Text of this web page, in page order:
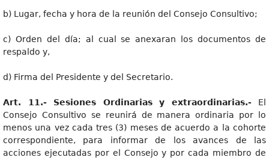
b) Lugar, fecha y hora de la reunión del Consejo Consultivo;
c) Orden del día; al cual se anexaran los documentos de
respaldo y,
d) Firma del Presidente y del Secretario.
Art. 11.- Sesiones Ordinarias y extraordinarias.- El
Consejo Consultivo se reunirá de manera ordinaria por lo
menos una vez cada tres (3) meses de acuerdo a la cohorte
correspondiente, para informar de los avances de las
acciones ejecutadas por el Consejo y por cada miembro de